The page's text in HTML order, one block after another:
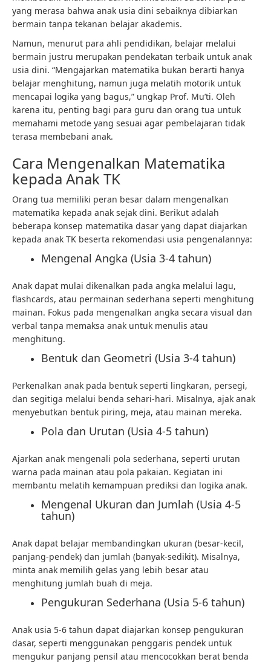
yang merasa bahwa anak usia dini sebaiknya dibiarkan
bermain tanpa tekanan belajar akademis.
Namun, menurut para ahli pendidikan, belajar melalui
bermain justru merupakan pendekatan terbaik untuk anak
usia dini. “Mengajarkan matematika bukan berarti hanya
belajar menghitung, namun juga melatih motorik untuk
mencapai logika yang bagus,” ungkap Prof. Mu’ti. Oleh
karena itu, penting bagi para guru dan orang tua untuk
memahami metode yang sesuai agar pembelajaran tidak
terasa membebani anak.
Cara Mengenalkan Matematika
kepada Anak TK
Orang tua memiliki peran besar dalam mengenalkan
matematika kepada anak sejak dini. Berikut adalah
beberapa konsep matematika dasar yang dapat diajarkan
kepada anak TK beserta rekomendasi usia pengenalannya:
Mengenal Angka (Usia 3-4 tahun)
Anak dapat mulai dikenalkan pada angka melalui lagu,
flashcards, atau permainan sederhana seperti menghitung
mainan. Fokus pada mengenalkan angka secara visual dan
verbal tanpa memaksa anak untuk menulis atau
menghitung.
Bentuk dan Geometri (Usia 3-4 tahun)
Perkenalkan anak pada bentuk seperti lingkaran, persegi,
dan segitiga melalui benda sehari-hari. Misalnya, ajak anak
menyebutkan bentuk piring, meja, atau mainan mereka.
Pola dan Urutan (Usia 4-5 tahun)
Ajarkan anak mengenali pola sederhana, seperti urutan
warna pada mainan atau pola pakaian. Kegiatan ini
membantu melatih kemampuan prediksi dan logika anak.
Mengenal Ukuran dan Jumlah (Usia 4-5
tahun)
Anak dapat belajar membandingkan ukuran (besar-kecil,
panjang-pendek) dan jumlah (banyak-sedikit). Misalnya,
minta anak memilih gelas yang lebih besar atau
menghitung jumlah buah di meja.
Pengukuran Sederhana (Usia 5-6 tahun)
Anak usia 5-6 tahun dapat diajarkan konsep pengukuran
dasar, seperti menggunakan penggaris pendek untuk
mengukur panjang pensil atau mencocokkan berat benda